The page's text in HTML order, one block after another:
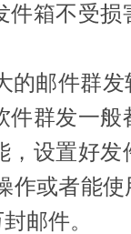
件箱不受
邮件群发
件群发一
，设置好
作或者能
邮件。